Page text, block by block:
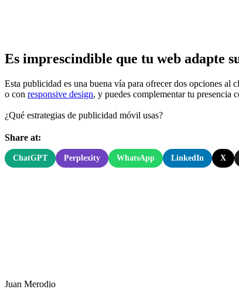
Es imprescindible que tu web adapte
Esta publicidad es una buena vía para ofrecer dos opciones al
o con responsive design, y puedes complementar tu presencia
¿Qué estrategias de publicidad móvil usas?
Share at:
ChatGPT Perplexity WhatsApp LinkedIn X
Juan Merodio